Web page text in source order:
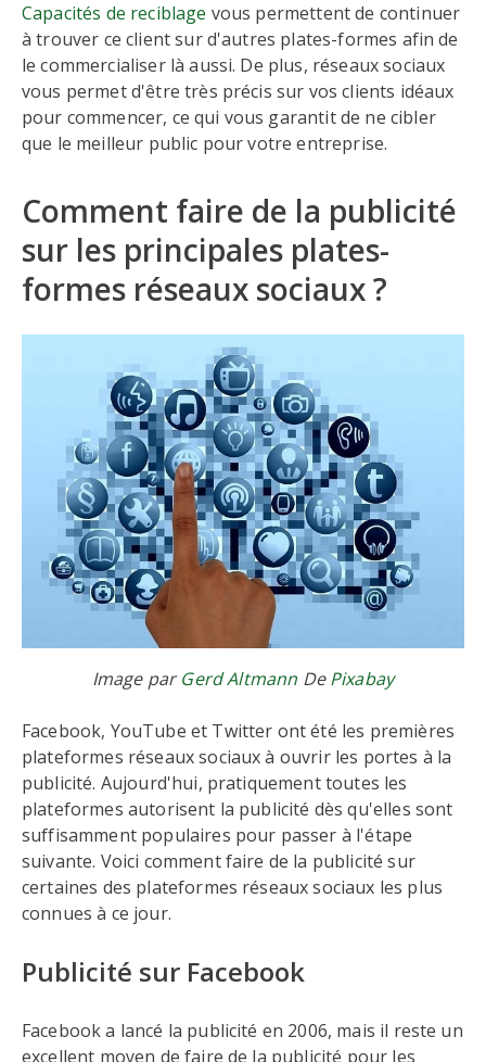
Capacités de reciblage vous permettent de continuer
à trouver ce client sur d'autres plates-formes afin de
le commercialiser là aussi. De plus, réseaux sociaux
vous permet d'être très précis sur vos clients idéaux
pour commencer, ce qui vous garantit de ne cibler
que le meilleur public pour votre entreprise.
Comment faire de la publicité
sur les principales plates-
formes réseaux sociaux ?
Image parGerd Altmann DePixabay
Facebook, YouTube et Twitter ont été les premières
plateformes réseaux sociaux à ouvrir les portes à la
publicité. Aujourd'hui, pratiquement toutes les
plateformes autorisent la publicité dès qu'elles sont
suffisamment populaires pour passer à l'étape
suivante. Voici comment faire de la publicité sur
certaines des plateformes réseaux sociaux les plus
connues à ce jour.
Publicité sur Facebook
Facebook a lancé la publicité en 2006, mais il reste un
excellent moyen de faire de la publicité pour les